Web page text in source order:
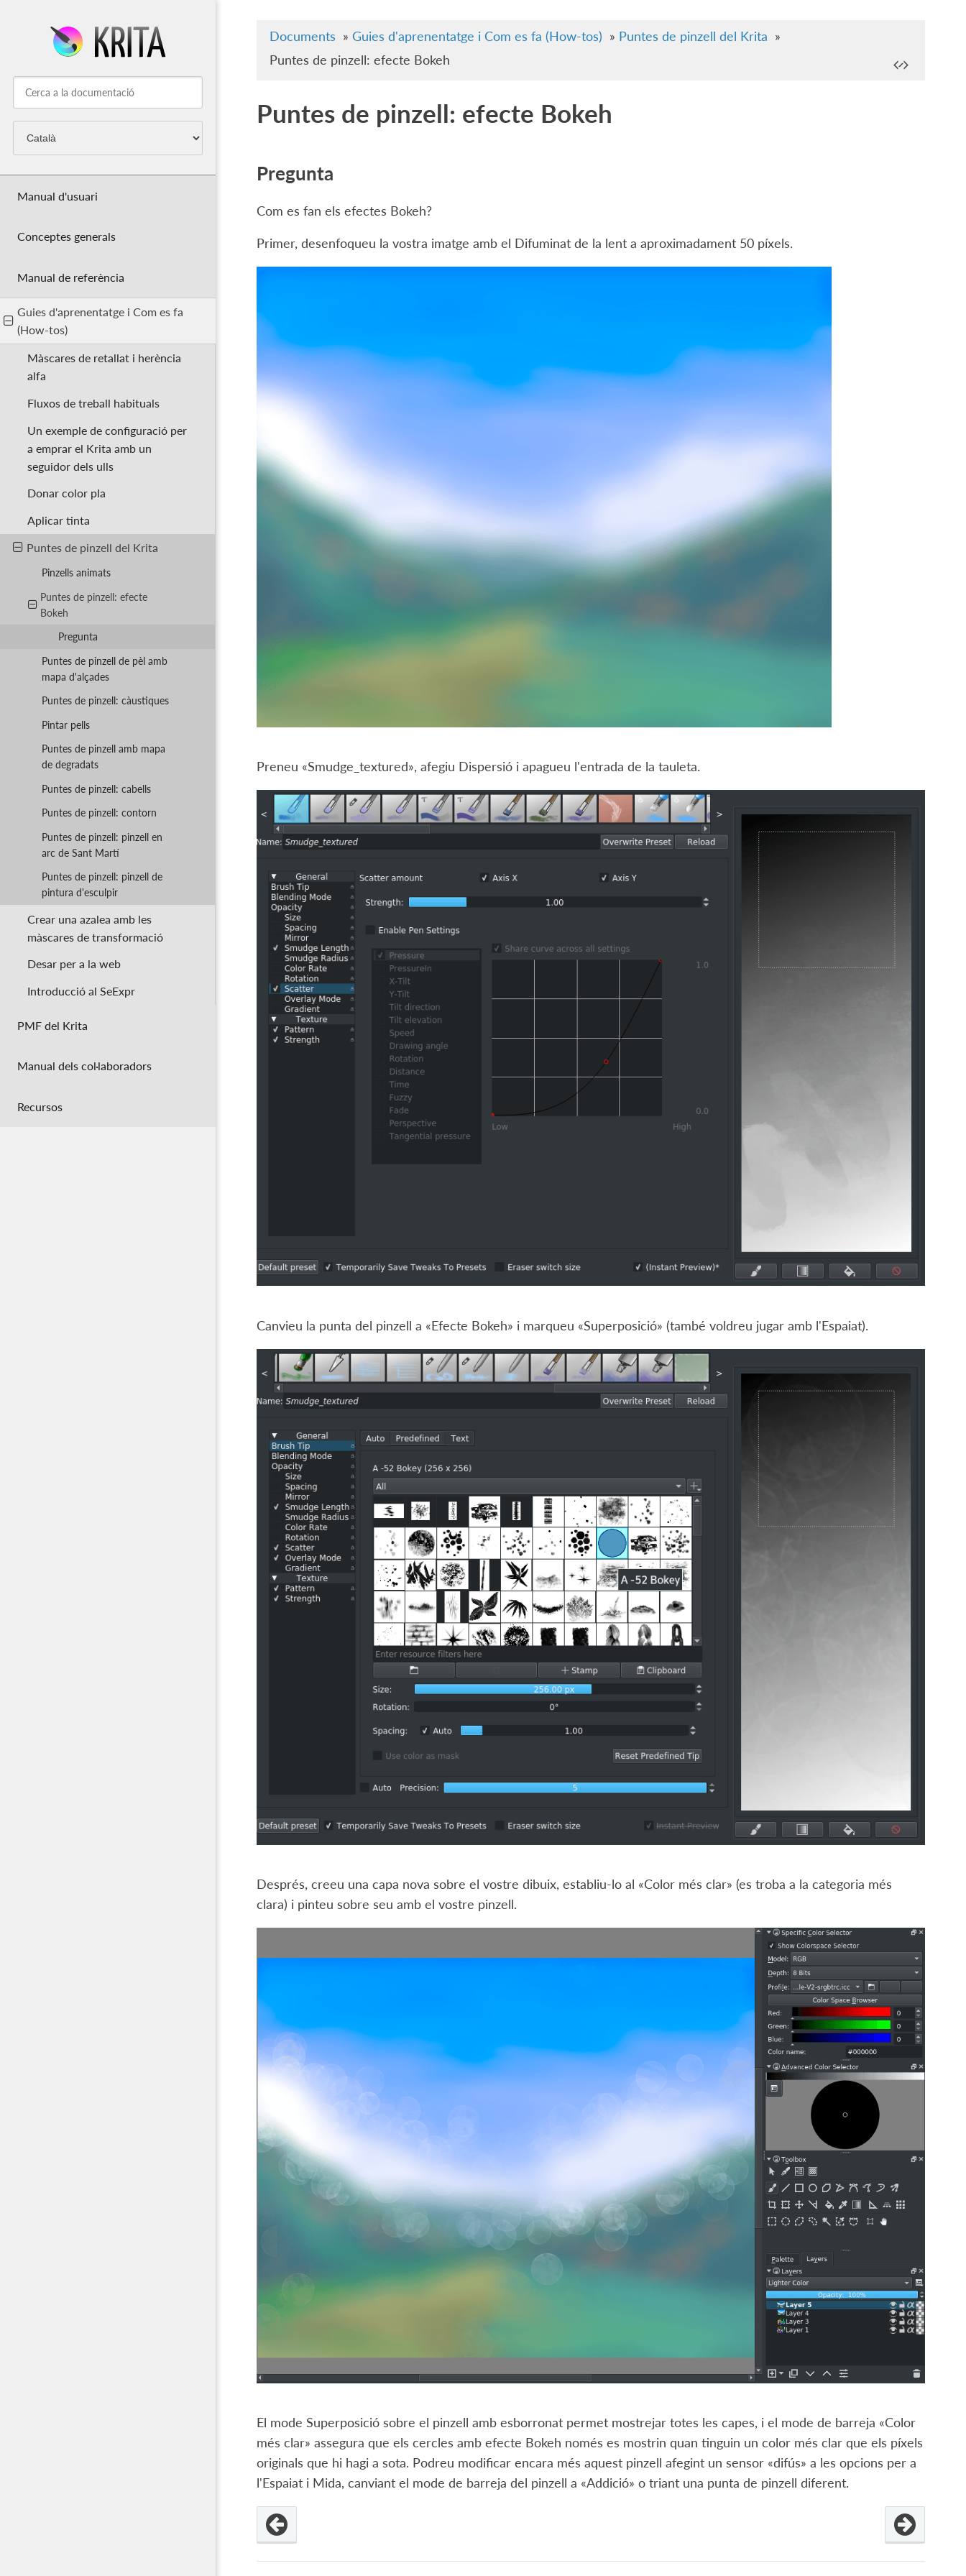
Manual d'usuari
Conceptes generals
Manual de referència
Guies d'aprenentatge i Com es fa
(How-tos)
Màscares de retallat i herència
alfa
Fluxos de treball habituals
Un exemple de configuració per
a emprar el Krita amb un
seguidor dels ulls
Donar color pla
Aplicar tinta
Puntes de pinzell del Krita
Pinzells animats
Puntes de pinzell: efecte
Bokeh
Pregunta
Puntes de pinzell de pèl amb
mapa d'alçades
Puntes de pinzell: càustiques
Pintar pells
Puntes de pinzell amb mapa
de degradats
Puntes de pinzell: cabells
Puntes de pinzell: contorn
Puntes de pinzell: pinzell en
arc de Sant Martí
Puntes de pinzell: pinzell de
pintura d'esculpir
Crear una azalea amb les
màscares de transformació
Desar per a la web
Introducció al SeExpr
PMF del Krita
Manual dels col·laboradors
Recursos
Documents » Guies d'aprenentatge i Com es fa (How-tos) » Puntes de pinzell del Krita »
Puntes de pinzell: efecte Bokeh
Puntes de pinzell: efecte Bokeh
Pregunta
Com es fan els efectes Bokeh?
Primer, desenfoqueu la vostra imatge amb el Difuminat de la lent a aproximadament 50 píxels.
Preneu «Smudge_textured», afegiu Dispersió i apagueu l'entrada de la tauleta.
Canvieu la punta del pinzell a «Efecte Bokeh» i marqueu «Superposició» (també voldreu jugar amb l'Espaiat).
Després, creeu una capa nova sobre el vostre dibuix, establiu-lo al «Color més clar» (es troba a la categoria més
clara) i pinteu sobre seu amb el vostre pinzell.
El mode Superposició sobre el pinzell amb esborronat permet mostrejar totes les capes, i el mode de barreja «Color
més clar» assegura que els cercles amb efecte Bokeh només es mostrin quan tinguin un color més clar que els píxels
originals que hi hagi a sota. Podreu modificar encara més aquest pinzell afegint un sensor «difús» a les opcions per a
l'Espaiat i Mida, canviant el mode de barreja del pinzell a «Addició» o triant una punta de pinzell diferent.